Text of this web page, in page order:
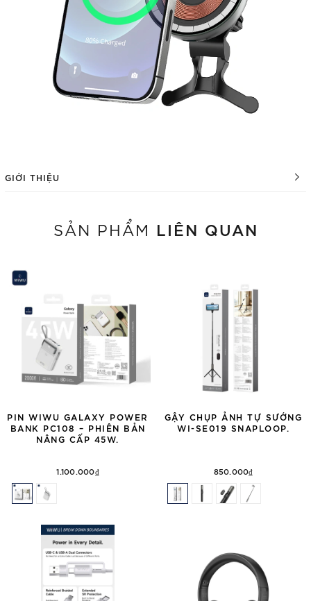
GIỚI THIỆU
SẢN PHẨM LIÊN QUAN
PIN WIWU GALAXY POWER
BANK PC108 – PHIÊN BẢN
NÂNG CẤP 45W.
1.100.000₫
GẬY CHỤP ẢNH TỰ SƯỚNG
WI-SE019 SNAPLOOP.
850.000₫